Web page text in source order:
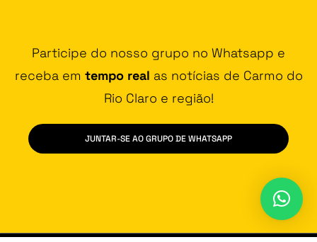
Participe do nosso grupo no Whatsapp e
receba em tempo real as notícias de Carmo do
Rio Claro e região!
JUNTAR-SE AO GRUPO DE WHATSAPP